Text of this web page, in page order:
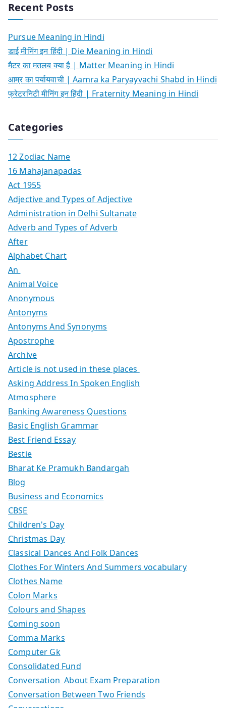
Recent Posts
Pursue Meaning in Hindi
डाई मीनिंग इन हिंदी | Die Meaning in Hindi
मैटर का मतलब क्या है | Matter Meaning in Hindi
आम्र का पर्यायवाची | Aamra ka Paryayvachi Shabd in Hindi
फ्रेटरनिटी मीनिंग इन हिंदी | Fraternity Meaning in Hindi
Categories
12 Zodiac Name
16 Mahajanapadas
Act 1955
Adjective and Types of Adjective
Administration in Delhi Sultanate
Adverb and Types of Adverb
After
Alphabet Chart
An
Animal Voice
Anonymous
Antonyms
Antonyms And Synonyms
Apostrophe
Archive
Article is not used in these places
Asking Address In Spoken English
Atmosphere
Banking Awareness Questions
Basic English Grammar
Best Friend Essay
Bestie
Bharat Ke Pramukh Bandargah
Blog
Business and Economics
CBSE
Children's Day
Christmas Day
Classical Dances And Folk Dances
Clothes For Winters And Summers vocabulary
Clothes Name
Colon Marks
Colours and Shapes
Coming soon
Comma Marks
Computer Gk
Consolidated Fund
Conversation About Exam Preparation
Conversation Between Two Friends